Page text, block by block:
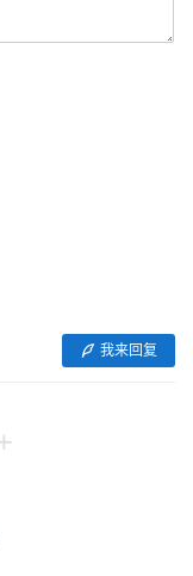
我来回复